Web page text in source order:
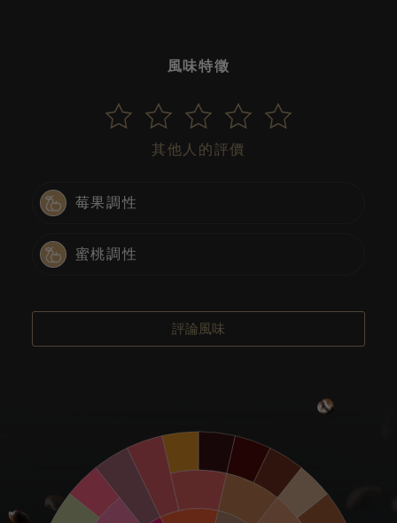
風味特徵
其他人的評價
莓果調性
蜜桃調性
評論風味